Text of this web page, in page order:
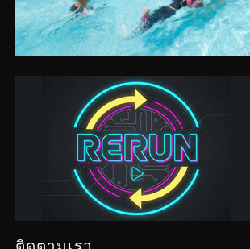
ติดตามเรา